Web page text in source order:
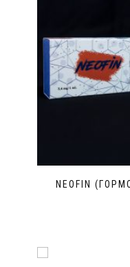
NEOFIN